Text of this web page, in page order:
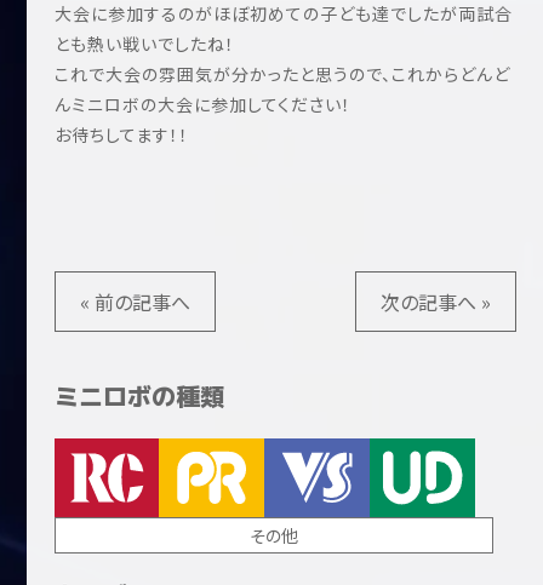
大会に参加するのがほぼ初めての子ども達でしたが両試合
とも熱い戦いでしたね！
これで大会の雰囲気が分かったと思うので、これからどんど
んミニロボの大会に参加してください！
お待ちしてます！！
« 前の記事へ 次の記事へ »
ミニロボの種類
その他